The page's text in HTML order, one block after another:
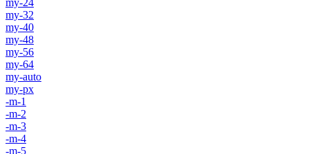
my-32
my-40
my-48
my-56
my-64
my-auto
my-px
-m-1
-m-2
-m-3
-m-4
-m-5